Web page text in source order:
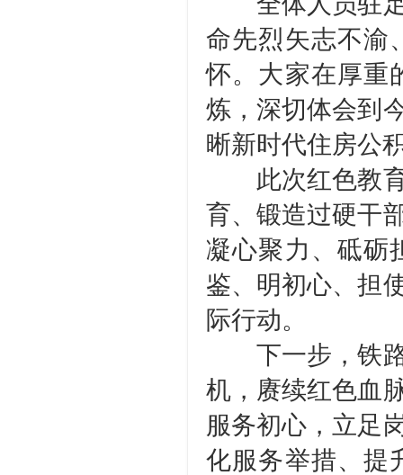
命先烈矢志不渝
怀。大家在厚重
炼，深切体会到
晰新时代住房公
此次红色教育
育、锻造过硬干
凝心聚力、砥砺
鉴、明初心、担
际行动。
下一步，铁路
机，赓续红色血
服务初心，立足
化服务举措、提